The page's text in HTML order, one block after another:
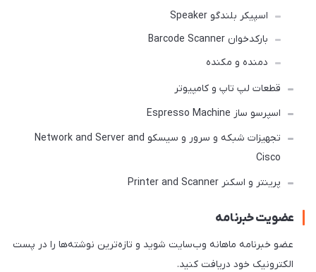
اسپیکر بلندگو Speaker
بارکدخوان Barcode Scanner
دمنده و مکنده
قطعات لپ تاپ و کامپیوتر
اسپرسو ساز Espresso Machine
تجهیزات شبکه و سرور و سیسکو Network and Server and
Cisco
پرینتر و اسکنر Printer and Scanner
عضویت خبرنامه
عضو خبرنامه ماهانه وب‌سایت شوید و تازه‌ترین نوشته‌ها را در پست
الکترونیک خود دریافت کنید.